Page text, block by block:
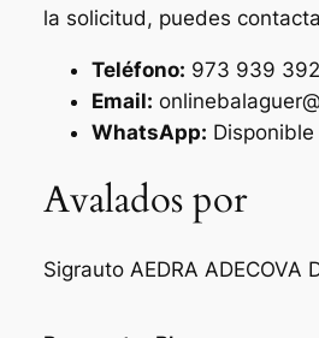
la solicitud, puedes
Teléfono: 973 939 392
Email:
WhatsApp:
Avalados por
Sigrauto AEDRA ADECOVA